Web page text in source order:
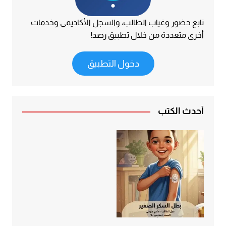
تابع حضور وغياب الطالب، والسجل الأكاديمي وخدمات
أخرى متعددة من خلال تطبيق رصد!
دخول التطبيق
أحدث الكتب